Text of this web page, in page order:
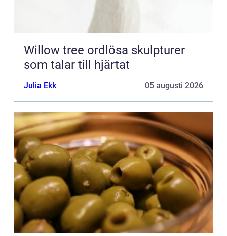
Willow tree ordlösa skulpturer
som talar till hjärtat
Julia Ekk 05 augusti 2026